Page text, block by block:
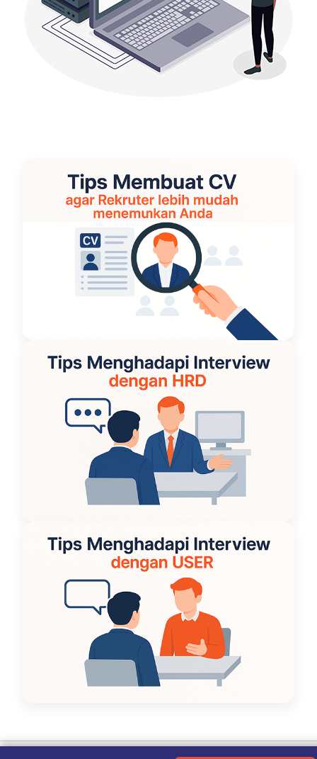
Kebijakan Privasi|Tentang Kami|